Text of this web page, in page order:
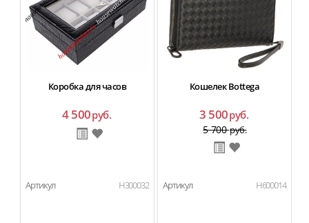
Коробка для часов
4 500руб.
Артикул H300032
Кошелек Bottega
3 500руб.
5 700руб.
Артикул H600014